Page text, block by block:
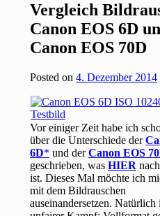
Vergleich
Canon EOS 6D
Canon EOS 70D
Posted on4. Dezember 2014
Vor einiger Zeit habe ich
über die Unterschiede der
6D
und derCanon EOS
geschrieben, wasHIER
ist. Dieses Mal möchte ich
mit dem Bildrauschen
auseinandersetzen. Natürlich